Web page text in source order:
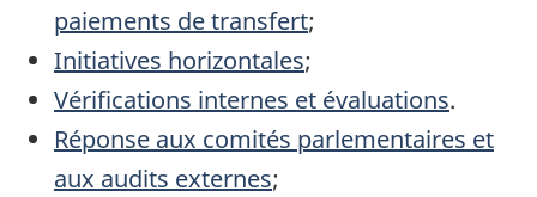
paiements de transfert;
Initiatives horizontales;
Vérifications internes et évaluations.
Réponse aux comités parlementaires et
aux audits externes;